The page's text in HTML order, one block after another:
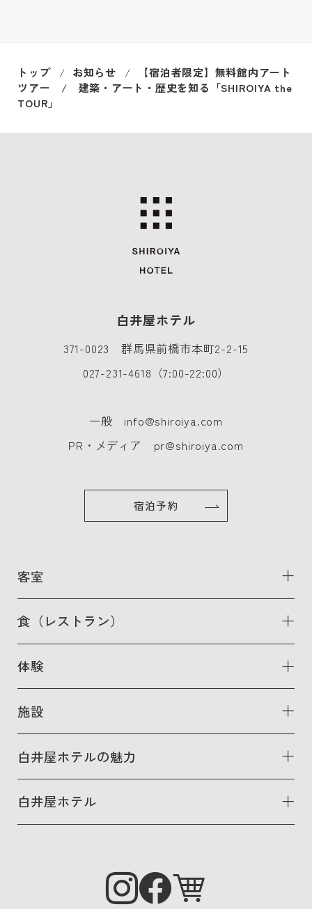
トップ お知らせ
【宿泊者限定】無料館内アート
ツアー / 建築・アート・歴史を知る「SHIROIYA the
TOUR」
白井屋ホテル
371-0023 群馬県前橋市本町2-2-15
027-231-4618 （7:00-22:00）
一般 info@shiroiya.com
PR・メディア pr@shiroiya.com
宿泊予約
客室
食（レストラン）
体験
施設
白井屋ホテルの魅力
白井屋ホテル